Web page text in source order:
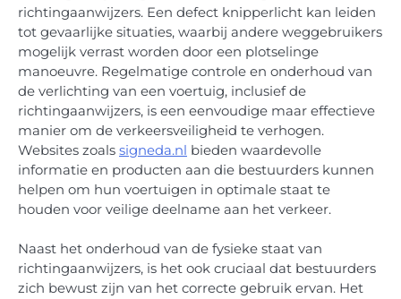
richtingaanwijzers. Een defect knipperlicht kan leiden
tot gevaarlijke situaties, waarbij andere weggebruikers
mogelijk verrast worden door een plotselinge
manoeuvre. Regelmatige controle en onderhoud van
de verlichting van een voertuig, inclusief de
richtingaanwijzers, is een eenvoudige maar effectieve
manier om de verkeersveiligheid te verhogen.
Websites zoals signeda.nl bieden waardevolle
informatie en producten aan die bestuurders kunnen
helpen om hun voertuigen in optimale staat te
houden voor veilige deelname aan het verkeer.
Naast het onderhoud van de fysieke staat van
richtingaanwijzers, is het ook cruciaal dat bestuurders
zich bewust zijn van het correcte gebruik ervan. Het